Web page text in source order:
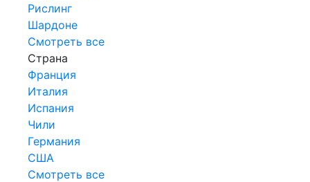
Рислинг
Шардоне
Смотреть все
Страна
Франция
Италия
Испания
Чили
Германия
США
Смотреть все